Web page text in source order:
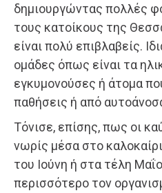
δημιουργώντας πολλές
τους κατοίκους της
είναι πολύ επιβλαβείς.
ομάδες όπως είναι τα
εγκυμονούσες ή άτομα
παθήσεις ή από
Τόνισε, επίσης, πως οι
νωρίς μέσα στο
του Ιούνη ή στα τέλη
περισσότερο τον